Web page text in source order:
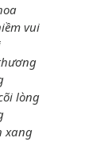
vui
lòng
xang